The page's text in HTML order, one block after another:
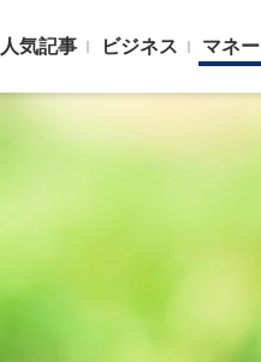
人気記事 ビジネス マネー